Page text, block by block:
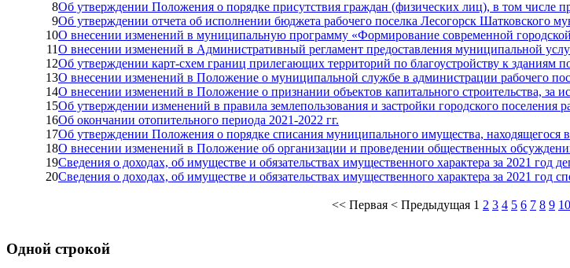
8Об утверждении Положения о порядке присутствия граждан (физических лиц), в том числе
9Об утверждении отчета об исполнении бюджета рабочего поселка Лесогорск Шатковского
10О внесении изменений в муниципальную программу «Формирование современной
11О внесении изменений в Административный регламент предоставления муниципальной
12Об утверждении карт-схем границ прилегающих территорий по благоустройству к зданиям
13О внесении изменений в Положение о муниципальной службе в администрации рабочего
14О внесении изменений в Положение о признании объектов капитального строительства, за
15Об утверждении изменений в правила землепользования и застройки городского поселения
16Об окончании отопительного периода 2021-2022 гг.
17Об утверждении Положения о порядке списания муниципального имущества, находящегося
18О внесении изменений в Положение об организации и проведении общественных
19Сведения о доходах, об имуществе и обязательствах имущественного характера за 2021 год
20Сведения о доходах, об имуществе и обязательствах имущественного характера за 2021 год
<< Первая < Предыдущая 1 2 3 4 5 6 7 8 9 10
Одной строкой